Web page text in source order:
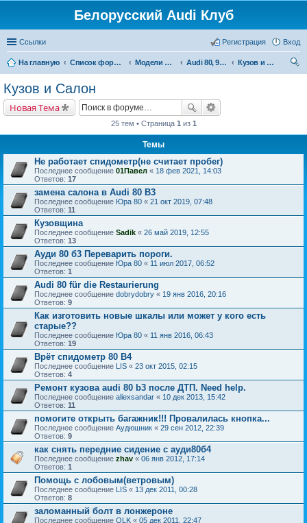
Белорусский Audi Клуб
Ссылки Вход
Регистрация
На главную Список форумов Модели Audi Audi 80, 90, Coupe
Кузов и Салон
Кузов и Салон
Новая Тема
25 тем • Страница 1 из 1
Темы
Не работает спидометр(не считает пробег)
Последнее сообщение 01Павел « 18 фев 2021, 14:03
Ответов: 17
замена салона в Audi 80 В3
Последнее сообщение Юра 80 « 21 окт 2019, 07:48
Ответов: 11
Кузовщина
Последнее сообщение Sadik « 26 май 2019, 12:55
Ответов: 13
Ауди 80 б3 Переварить пороги.
Последнее сообщение Юра 80 « 11 июл 2017, 06:52
Ответов: 1
Audi 80 für die Restaurierung
Последнее сообщение dobrydobry « 19 янв 2016, 20:16
Ответов: 9
Как изготовить новые шкалы или может у кого есть
старые??
Последнее сообщение Юра 80 « 11 янв 2016, 06:43
Ответов: 19
Врёт спидометр 80 B4
Последнее сообщение LIS « 23 окт 2015, 02:15
Ответов: 4
Ремонт кузова audi 80 b3 после ДТП. Need help.
Последнее сообщение aliexsandar « 10 дек 2013, 15:42
Ответов: 11
помогите открыть багажник!!! Провалилась кнопка...
Последнее сообщение Аудюшник « 29 сен 2012, 22:39
Ответов: 9
как снять передние сидение с ауди80б4
Последнее сообщение zhav « 06 янв 2012, 17:14
Ответов: 1
Помощь с лобовым(ветровым)
Последнее сообщение LIS « 13 дек 2011, 00:28
Ответов: 8
заломанный болт в лонжероне
Последнее сообщение OLK « 05 дек 2011, 22:47